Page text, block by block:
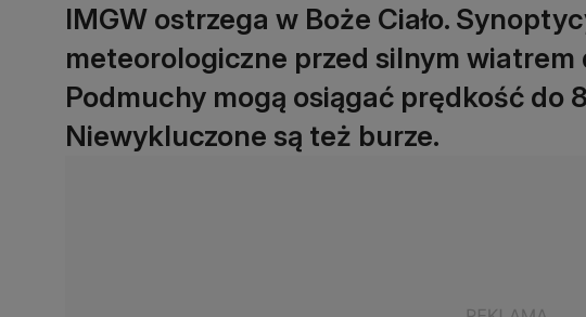
IMGW ostrzega w Boże Ciało.
meteorologiczne przed silnym
Podmuchy mogą osiągać prędkość do
Niewykluczone są też burze.